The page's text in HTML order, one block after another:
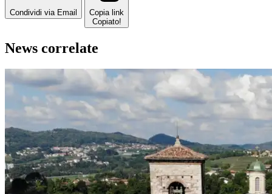
Condividi via Email
Copia link
Copiato!
News correlate